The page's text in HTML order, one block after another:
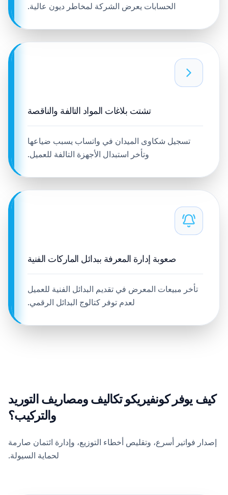
الحسابات يعرض الشركة لمخاطر ديون عالية.
تشتت بلاغات المواد التالفة والناقصة
تسجيل شكاوى الميدان في واتساب يسبب ضياعها
وتأخر استبدال الأجهزة التالفة للعميل.
صعوبة إدارة المعرفة ببدائل الماركات الفنية
تأخر مبيعات المعرض في تقديم البدائل الفنية للعميل
لعدم توفر كتالوج البدائل الرقمي.
كيف يوفر كونفيريكو تكاليف ومصاريف التوريد
والتركيب؟
إصدار فواتير أسرع، وتقليص أخطاء التوزيع، وإدارة ائتمان صارمة
لحماية السيولة.